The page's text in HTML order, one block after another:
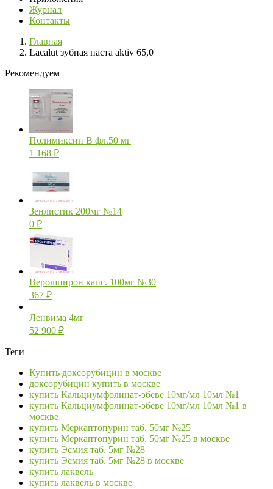
Журнал
Контакты
Главная
Lacalut зубная паста aktiv 65,0
Рекомендуем
Полимиксин В фл.50 мг
1 168 ₽
Зенлистик 200мг №14
0 ₽
Верошпирон капс. 100мг №30
367 ₽
Ленвима 4мг
52 900 ₽
Теги
Купить доксорубицин в москве
доксорубицин купить в москве
купить Кальциумфолинат-эбеве 10мг/мл 10мл №1
купить Кальциумфолинат-эбеве 10мг/мл 10мл №1 в
москве
купить Меркаптопурин таб. 50мг №25
купить Меркаптопурин таб. 50мг №25 в москве
купить Эсмия таб. 5мг №28
купить Эсмия таб. 5мг №28 в москве
купить лаквель
купить лаквель в москве